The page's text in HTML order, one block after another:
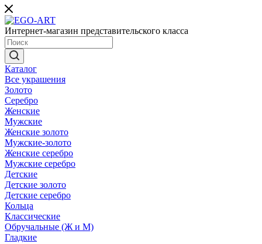
Интернет-магазин представительского класса
Каталог
Все украшения
Золото
Серебро
Женские
Мужские
Женские золото
Мужские-золото
Женские серебро
Мужские серебро
Детские
Детские золото
Детские серебро
Кольца
Классические
Обручальные (Ж и М)
Гладкие